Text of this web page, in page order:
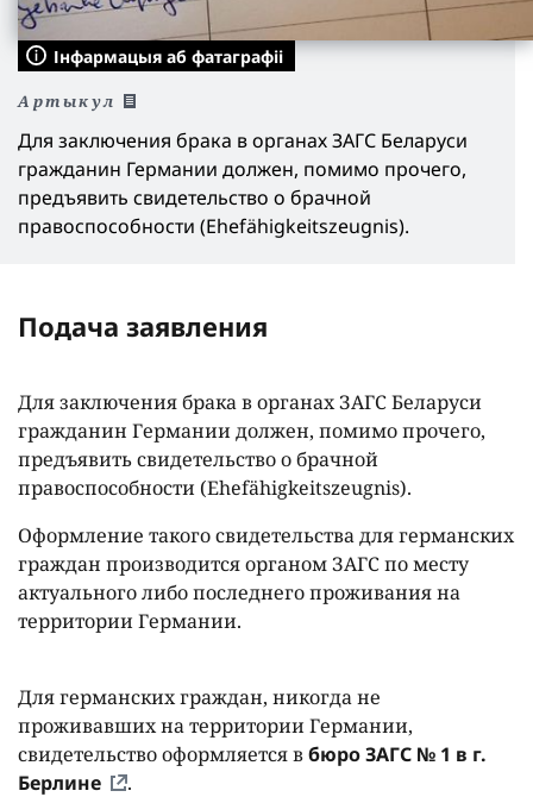
Інфармацыя аб фатаграфіі
Артыкул
Для заключения брака в органах ЗАГС Беларуси
гражданин Германии должен, помимо прочего,
предъявить свидетельство о брачной
правоспособности (Ehefähigkeitszeugnis).
Подача заявления
Для заключения брака в органах ЗАГС Беларуси
гражданин Германии должен, помимо прочего,
предъявить свидетельство о брачной
правоспособности (Ehefähigkeitszeugnis).
Оформление такого свидетельства для германских
граждан производится органом ЗАГС по месту
актуального либо последнего проживания на
территории Германии.
Для германских граждан, никогда не
проживавших на территории Германии,
свидетельство оформляется вбюро ЗАГС № 1 в г.
Берлине
.